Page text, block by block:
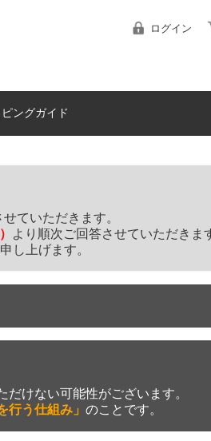
ログイン
ングガイド
ていただきます。
より順次ご回答させていただきま
し上げます。
けない可能性がございます。
行う仕組み」 のことです。